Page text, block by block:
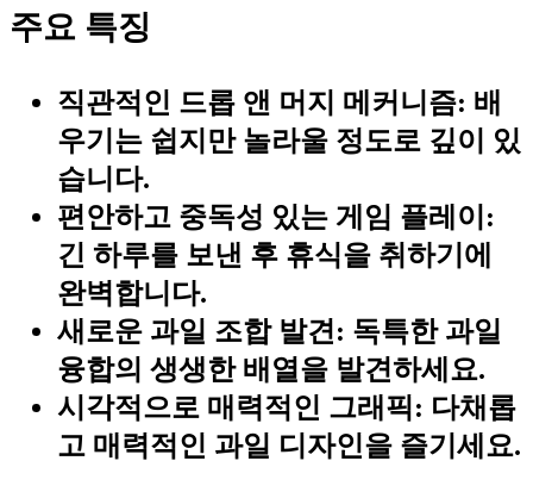
주요 특징
직관적인 드롭 앤 머지 메커니즘: 배
우기는 쉽지만 놀라울 정도로 깊이 있
습니다.
편안하고 중독성 있는 게임 플레이:
긴 하루를 보낸 후 휴식을 취하기에
완벽합니다.
새로운 과일 조합 발견: 독특한 과일
융합의 생생한 배열을 발견하세요.
시각적으로 매력적인 그래픽: 다채롭
고 매력적인 과일 디자인을 즐기세요.